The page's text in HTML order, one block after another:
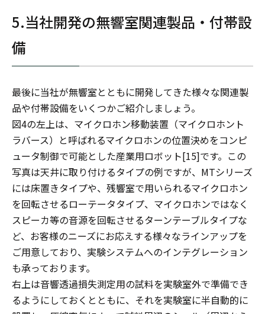
5.当社開発の無響室関連製品・付帯設
備
最後に当社が無響室とともに開発してきた様々な関連製
品や付帯設備をいくつかご紹介しましょう。
図4の左上は、マイクロホン移動装置（マイクロホント
ラバース）と呼ばれるマイクロホンの位置決めをコンピ
ュータ制御で可能とした産業用ロボット[15]です。この
写真は天井に取り付けるタイプの例ですが、MTシリーズ
には床置きタイプや、残響室で用いられるマイクロホン
を回転させるローテータタイプ、マイクロホンではなく
スピーカ等の音源を回転させるターンテーブルタイプな
ど、お客様のニーズにお応えする様々なラインアップを
ご用意しており、実験システムへのインテグレーション
も承っております。
右上は音響透過損失測定用の試料を実験室外で準備でき
るようにしておくとともに、それを実験室に半自動的に